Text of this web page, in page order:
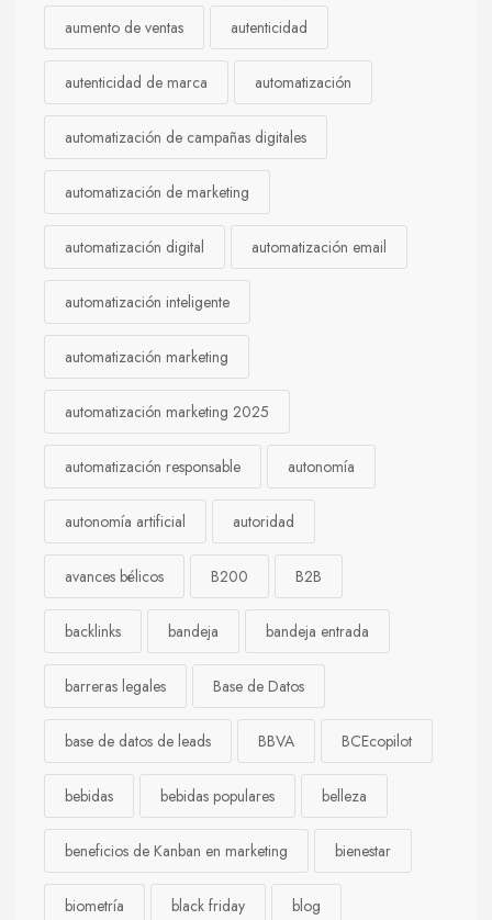
aumento de ventas autenticidad
autenticidad de marca automatización
automatización de campañas digitales
automatización de marketing
automatización digital automatización email
automatización inteligente
automatización marketing
automatización marketing 2025
automatización responsable autonomía
autonomía artificial autoridad
avances bélicos B200 B2B
backlinks bandeja bandeja entrada
barreras legales Base de Datos
base de datos de leads BBVA BCEcopilot
bebidas bebidas populares belleza
beneficios de Kanban en marketing bienestar
biometría black friday blog